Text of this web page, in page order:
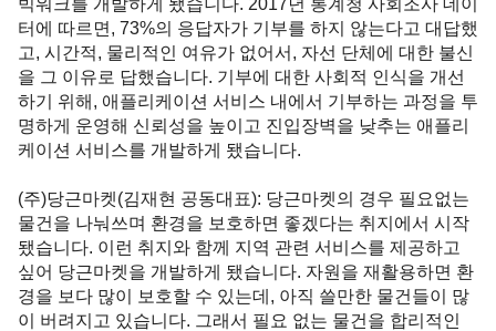
터에 따르면, 73%의 응답자가 기부를 하지 않는다고 대답했
고, 시간적, 물리적인 여유가 없어서, 자선 단체에 대한 불신
을 그 이유로 답했습니다. 기부에 대한 사회적 인식을 개선
하기 위해, 애플리케이션 서비스 내에서 기부하는 과정을 투
명하게 운영해 신뢰성을 높이고 진입장벽을 낮추는 애플리
케이션 서비스를 개발하게 됐습니다.
(주)당근마켓(김재현 공동대표): 당근마켓의 경우 필요없는
물건을 나눠쓰며 환경을 보호하면 좋겠다는 취지에서 시작
됐습니다. 이런 취지와 함께 지역 관련 서비스를 제공하고
싶어 당근마켓을 개발하게 됐습니다. 자원을 재활용하면 환
경을 보다 많이 보호할 수 있는데, 아직 쓸만한 물건들이 많
이 버려지고 있습니다. 그래서 필요 없는 물건을 합리적인